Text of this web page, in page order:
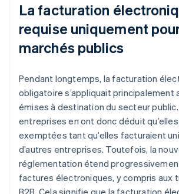
La facturation
requise uniquement
marchés publics
Pendant longtemps, la facturation
obligatoire s’appliquait principalement
émises à destination du secteur
entreprises en ont donc déduit
exemptées tant qu’elles facturaient
d’autres entreprises. Toutefois, la
réglementation étend
factures électroniques, y compris aux